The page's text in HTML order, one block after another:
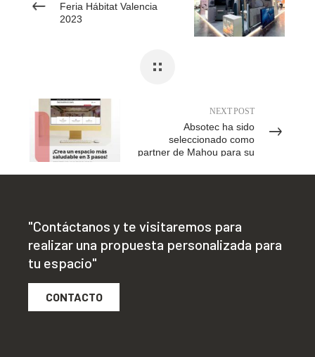
Feria Hábitat Valencia
2023
NEXT POST
Absotec ha sido
seleccionado como
partner de Mahou para su
"Contáctanos y te visitaremos para
realizar una propuesta personalizada para
tu espacio"
CONTACTO